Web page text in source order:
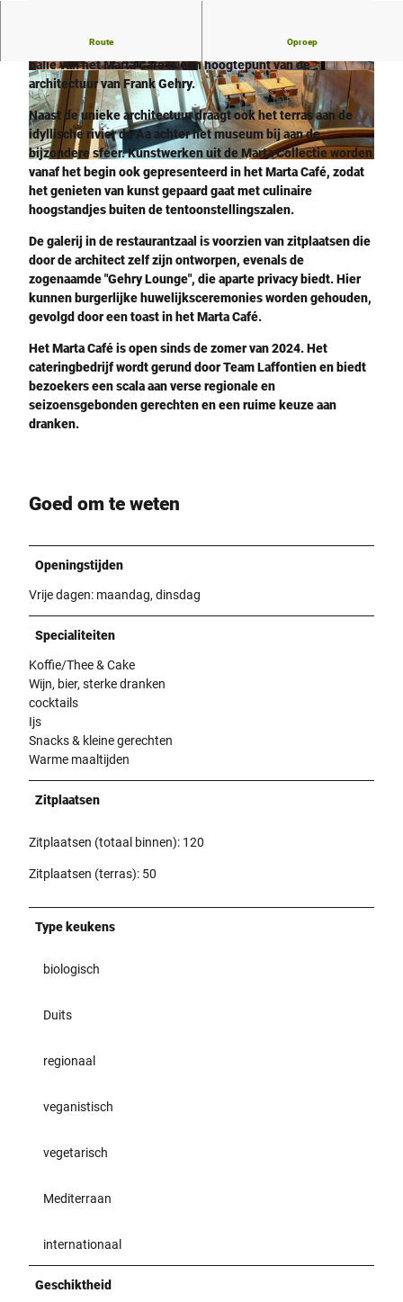
© Hans Schöder im Auftrag von Marta Herford |CC-BY-SA
© CC-BY-SA
© Hans Schöder im Auftrag von Marta Herford
CC-BY-SA
Route Oproep
De grote met koper beklede galerij boven de royaal gebogen
balie van het Marta Café is een hoogtepunt van de
architectuur van Frank Gehry.
Naast de unieke architectuur draagt ook het terras aan de
idyllische rivier de Aa achter het museum bij aan de
bijzondere sfeer. Kunstwerken uit de Marta Collectie worden
vanaf het begin ook gepresenteerd in het Marta Café, zodat
het genieten van kunst gepaard gaat met culinaire
hoogstandjes buiten de tentoonstellingszalen.
De galerij in de restaurantzaal is voorzien van zitplaatsen die
door de architect zelf zijn ontworpen, evenals de
zogenaamde "Gehry Lounge", die aparte privacy biedt. Hier
kunnen burgerlijke huwelijksceremonies worden gehouden,
gevolgd door een toast in het Marta Café.
Het Marta Café is open sinds de zomer van 2024. Het
cateringbedrijf wordt gerund door Team Laffontien en biedt
bezoekers een scala aan verse regionale en
seizoensgebonden gerechten en een ruime keuze aan
dranken.
Goed om te weten
Openingstijden
Vrije dagen: maandag, dinsdag
Specialiteiten
Koffie/Thee & Cake
Wijn, bier, sterke dranken
cocktails
Ijs
Snacks & kleine gerechten
Warme maaltijden
Zitplaatsen
Zitplaatsen (totaal binnen): 120
Zitplaatsen (terras): 50
Type keukens
biologisch
Duits
regionaal
veganistisch
vegetarisch
Mediterraan
internationaal
Geschiktheid